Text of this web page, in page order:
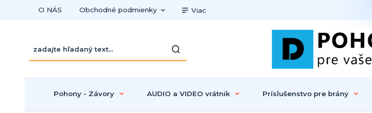
O NÁS Obchodné podmienky Viac
Pohony - Závory AUDIO a VIDEO vrátnik Príslušenstvo pre brány